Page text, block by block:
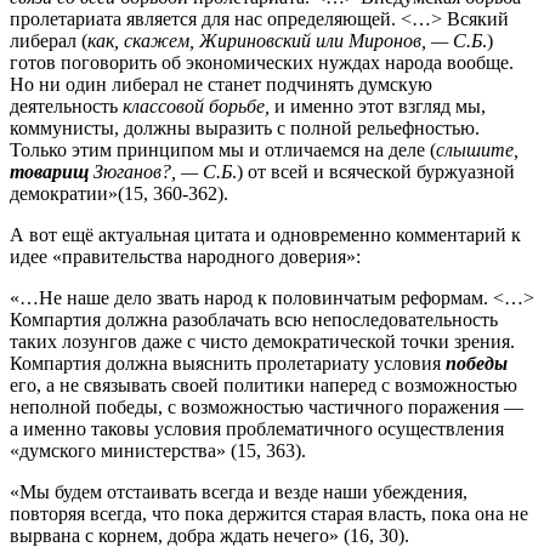
пролетариата является для нас определяющей. <…> Всякий
либерал (как, скажем, Жириновский или Миронов, — С.Б.)
готов поговорить об экономических нуждах народа вообще.
Но ни один либерал не станет подчинять думскую
деятельность классовой борьбе, и именно этот взгляд мы,
коммунисты, должны выразить с полной рельефностью.
Только этим принципом мы и отличаемся на деле (слышите,
товарищ Зюганов?, — С.Б.) от всей и всяческой буржуазной
демократии»(15, 360-362).
А вот ещё актуальная цитата и одновременно комментарий к
идее «правительства народного доверия»:
«…Не наше дело звать народ к половинчатым реформам. <…>
Компартия должна разоблачать всю непоследовательность
таких лозунгов даже с чисто демократической точки зрения.
Компартия должна выяснить пролетариату условия победы
его, а не связывать своей политики наперед с возможностью
неполной победы, с возможностью частичного поражения —
а именно таковы условия проблематичного осуществления
«думского министерства» (15, 363).
«Мы будем отстаивать всегда и везде наши убеждения,
повторяя всегда, что пока держится старая власть, пока она не
вырвана с корнем, добра ждать нечего» (16, 30).